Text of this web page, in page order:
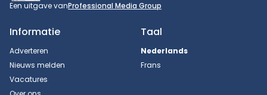
Een uitgave vanProfessional Media Group
Informatie
Adverteren
Nieuws melden
Vacatures
Taal
Nederlands
Frans